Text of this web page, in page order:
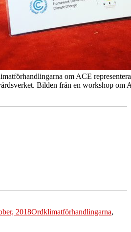
om ACE
Bilden från en workshop om
2018Ordklimatförhandlingarna,